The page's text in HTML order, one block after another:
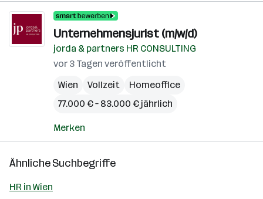
Unternehmensjurist (m/w/d)
jorda & partners HR CONSULTING
vor 3 Tagen veröffentlicht
Wien
Vollzeit
Homeoffice
77.000 € – 83.000 € jährlich
Merken
Ähnliche Suchbegriffe
HR in Wien